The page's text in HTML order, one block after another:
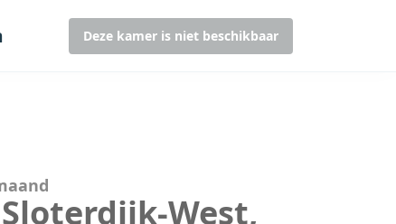
Deze kamer is niet beschikbaar
West,